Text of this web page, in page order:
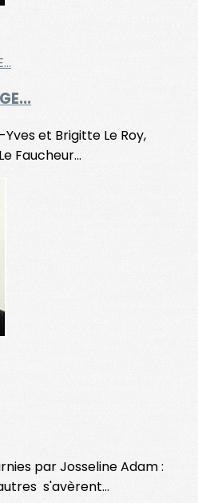
et Brigitte Le Roy,
Faucheur...
par Josseline Adam :
s'avèrent...